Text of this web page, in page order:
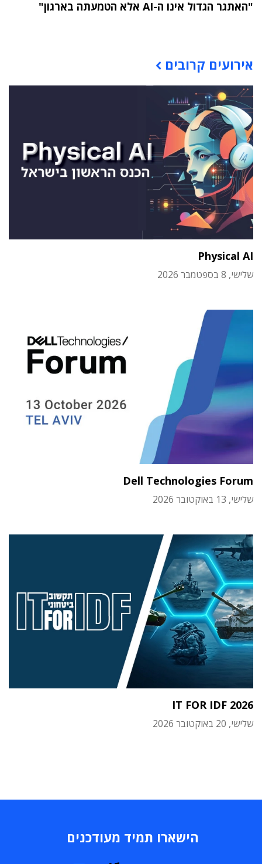
"האתגר הגדול אינו ה-AI אלא הטמעתה בארגון"
אירועים קרובים
Physical AI
שלישי, 8 בספטמבר 2026
Dell Technologies Forum
שלישי, 13 באוקטובר 2026
IT FOR IDF 2026
שלישי, 20 באוקטובר 2026
הישארו תמיד מעודכנים